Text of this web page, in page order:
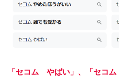
「 セコム やばい」、「 セコム